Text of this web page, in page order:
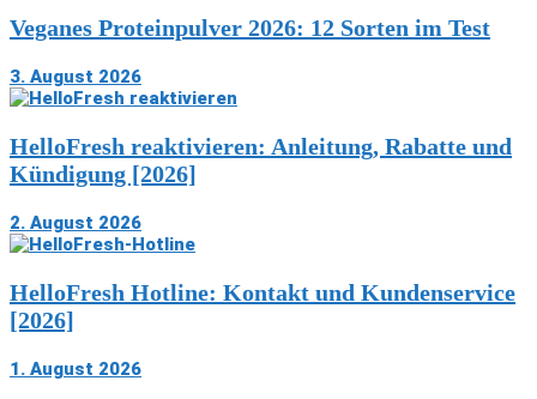
Veganes Proteinpulver 2026: 12 Sorten im Test
3. August 2026
HelloFresh reaktivieren: Anleitung, Rabatte und
Kündigung [2026]
2. August 2026
HelloFresh Hotline: Kontakt und Kundenservice
[2026]
1. August 2026